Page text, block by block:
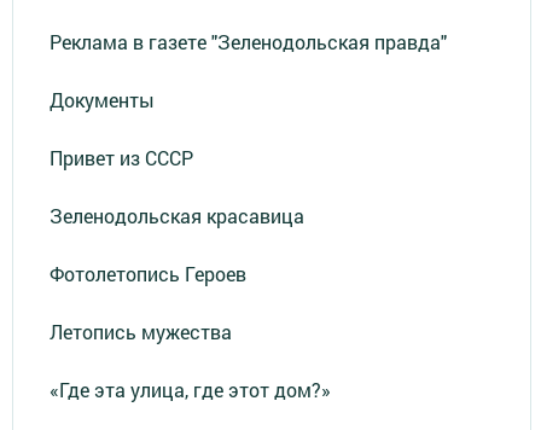
Реклама в газете "Зеленодольская правда"
Документы
Привет из СССР
Зеленодольская красавица
Фотолетопись Героев
Летопись мужества
«Где эта улица, где этот дом?»